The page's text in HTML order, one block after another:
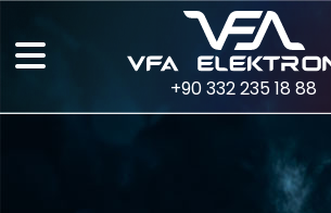
+90 332 235 18 88